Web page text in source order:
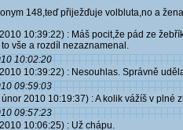
148,teď přiježďuje volbluta,no a
10:39:22) : Máš pocit,že pád ze
vše a rozdíl nezaznamenal.
10:02:20
10:39:22) : Nesouhlas. Správně
09:59:03
2010 10:19:37) : A kolik vážíš v plné
09:57:23
10:06:25) : Už chápu.